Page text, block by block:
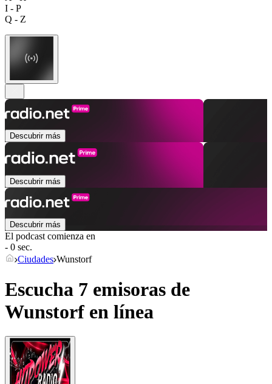
I - P
Q - Z
Descubrir más
Descubrir más
Descubrir más
El podcast comienza en
- 0 sec.
Ciudades Wunstorf
Escucha 7 emisoras de
Wunstorf en línea